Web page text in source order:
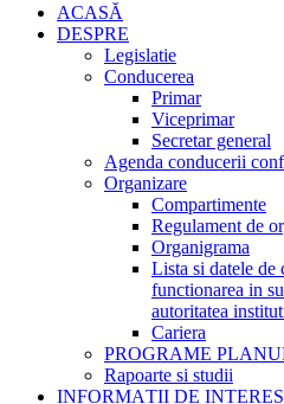
ACASĂ
DESPRE
Legislatie
Conducerea
Primar
Viceprimar
Secretar general
Agenda conducerii
Organizare
Compartimente
Regulament de
Organigrama
Lista si datele de
functionarea in
autoritatea
Cariera
PROGRAME
Rapoarte si studii
INFORMAȚII DE